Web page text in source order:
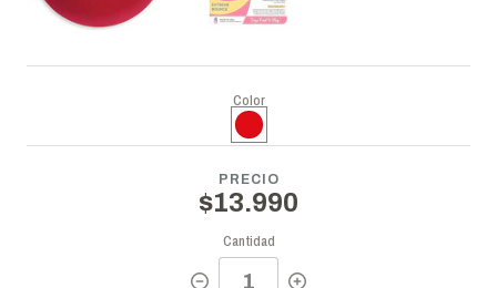
Color
PRECIO
$13.990
Cantidad